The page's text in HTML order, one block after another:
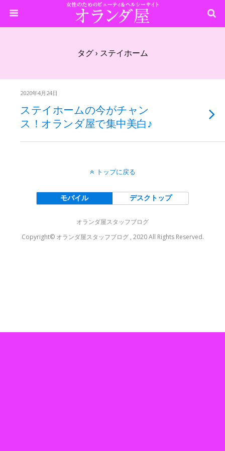
タグ › ステイホーム
2020年4月24日
ステイホームの今がチャン
ス！オランダ屋で集中美白♪
トップに戻る
モバイル デスクトップ
オランダ屋スタッフブログ
Copyright© オランダ屋スタッフブログ , 2020 All Rights Reserved.